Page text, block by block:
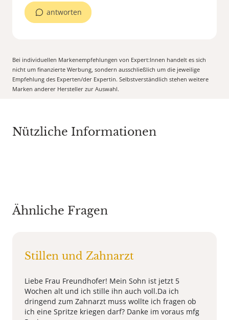
antworten
Bei individuellen Markenempfehlungen von Expert:Innen handelt es sich
nicht um finanzierte Werbung, sondern ausschließlich um die jeweilige
Empfehlung des Experten/der Expertin. Selbstverständlich stehen weitere
Marken anderer Hersteller zur Auswahl.
Nützliche Informationen
Ähnliche Fragen
Stillen und Zahnarzt
Liebe Frau Freundhofer! Mein Sohn ist jetzt 5
Wochen alt und ich stille ihn auch voll.Da ich
dringend zum Zahnarzt muss wollte ich fragen ob
ich eine Spritze kriegen darf? Danke im voraus mfg